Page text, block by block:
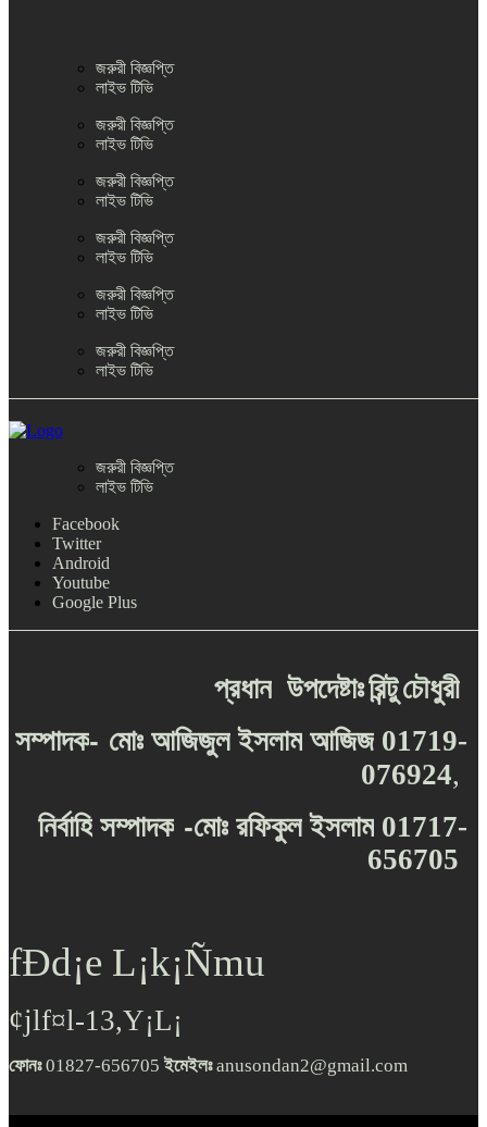
জরুরী বিজ্ঞপ্তি
লাইভ টিভি
জরুরী বিজ্ঞপ্তি
লাইভ টিভি
জরুরী বিজ্ঞপ্তি
লাইভ টিভি
জরুরী বিজ্ঞপ্তি
লাইভ টিভি
জরুরী বিজ্ঞপ্তি
লাইভ টিভি
জরুরী বিজ্ঞপ্তি
লাইভ টিভি
জরুরী বিজ্ঞপ্তি
লাইভ টিভি
Facebook
Twitter
Android
Youtube
Google Plus
প্রধান উপদেষ্টাঃরিন্টুচৌধুরী
সম্পাদক- মোঃ আজিজুল ইসলাম আজিজ 01719-
076924,
নির্বাহি সম্পাদক -মোঃ রফিকুল ইসলাম 01717-
656705
fÐd¡e L¡k¡Ñmu
¢jlf¤l-13,Y¡L¡
ফোনঃ01827-656705ইমেইলঃanusondan2@gmail.com